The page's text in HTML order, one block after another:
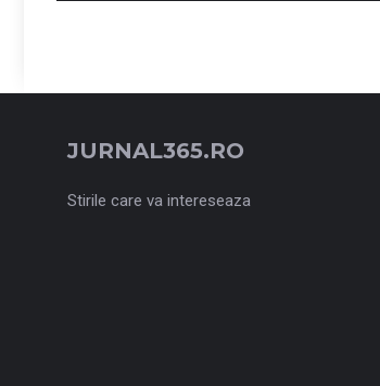
JURNAL365.RO
Stirile care va intereseaza